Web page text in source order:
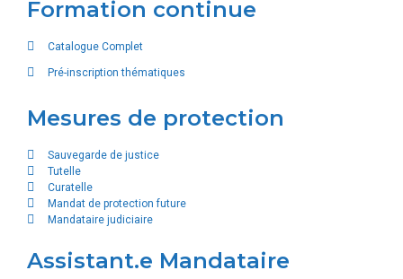
Formation continue
Catalogue Complet
Pré-inscription thématiques
Mesures de protection
Sauvegarde de justice
Tutelle
Curatelle
Mandat de protection future
Mandataire judiciaire
Assistant.e Mandataire